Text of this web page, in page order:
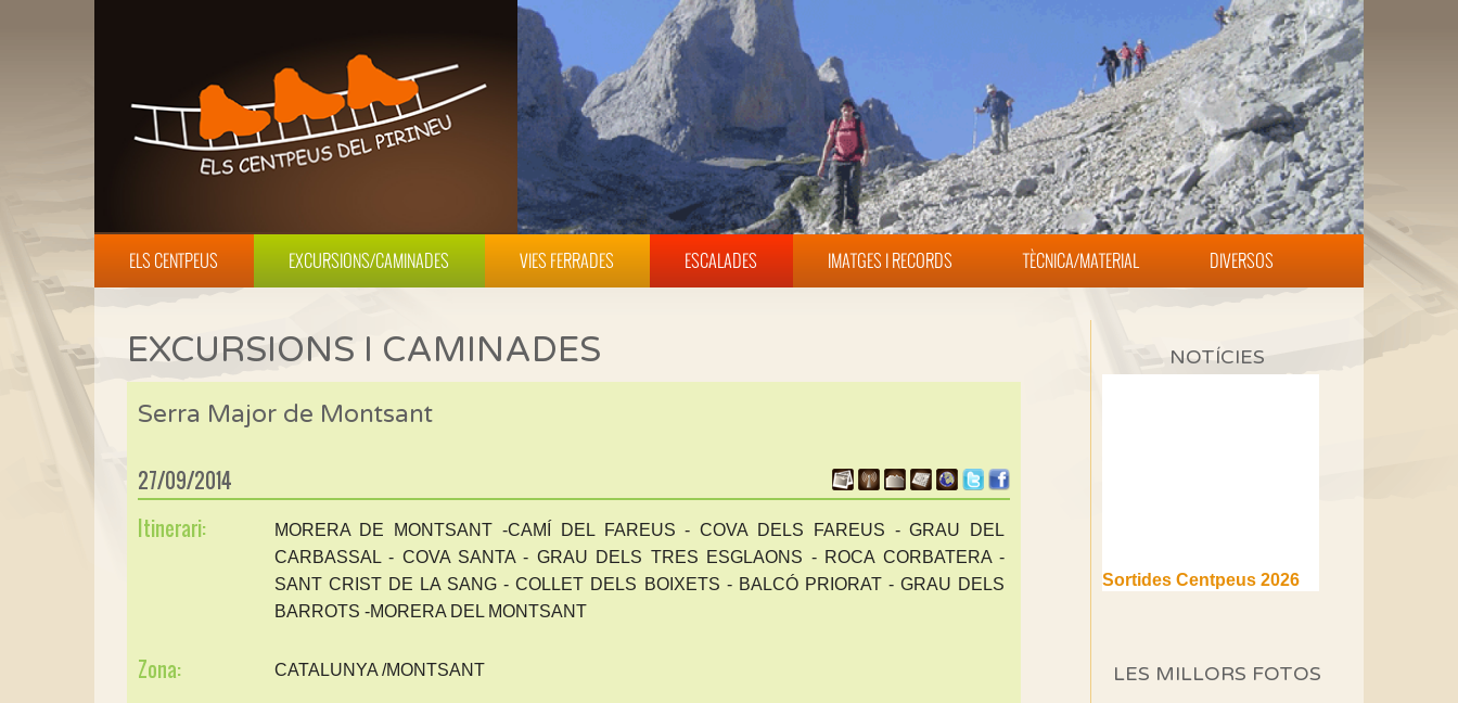
ELS CENTPEUS EXCURSIONS/CAMINADES VIES FERRADES ESCALADES IMATGES I RECORDS TÈCNICA/MATERIAL DIVERSOS
EXCURSIONS I CAMINADES
Serra Major de Montsant
27/09/2014
Itinerari:
MORERA DE MONTSANT -CAMÍ DEL FAREUS - COVA DELS FAREUS - GRAU DEL
CARBASSAL - COVA SANTA - GRAU DELS TRES ESGLAONS - ROCA CORBATERA -
SANT CRIST DE LA SANG - COLLET DELS BOIXETS - BALCÓ PRIORAT - GRAU DELS
BARROTS -MORERA DEL MONTSANT
Zona: CATALUNYA /MONTSANT
NOTÍCIES
(1a part)
LES MILLORS FOTOS